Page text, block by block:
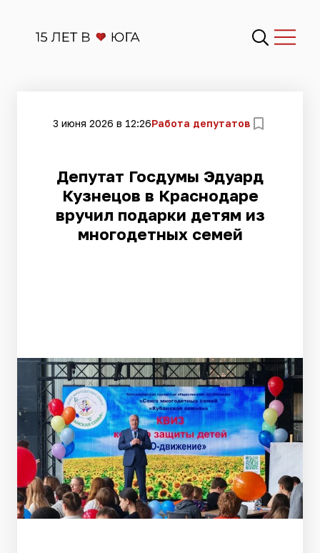
3 июня 2026 в 12:26Работа депутатов
Депутат Госдумы Эдуард
Кузнецов в Краснодаре
вручил подарки детям из
многодетных семей